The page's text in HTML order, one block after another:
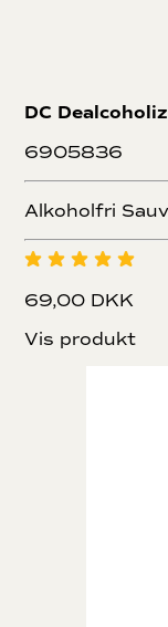
DC
6905836
Alkoholfri
69,00 DKK
Vis produkt